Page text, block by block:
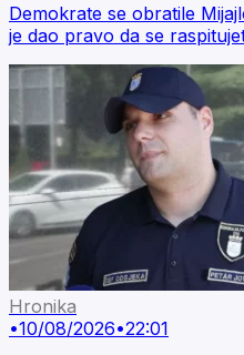
Demokrate se obratile
je dao pravo da se
Hronika
•10/08/2026•22:01